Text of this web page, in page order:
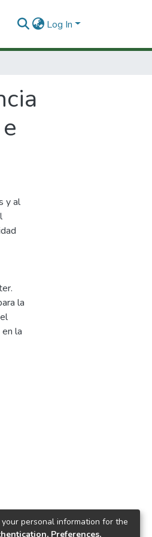
Log In
y al
la
la
personal information for the
Preferences,